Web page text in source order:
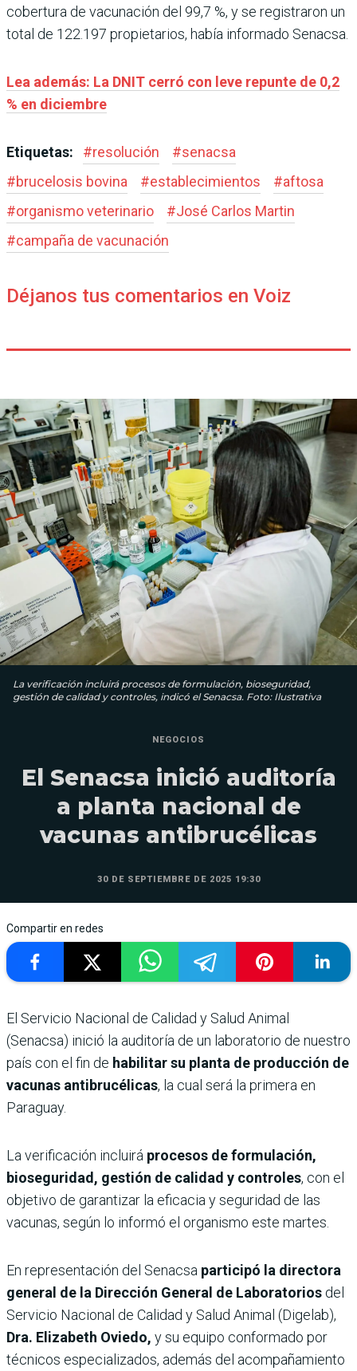
cobertura de vacunación del 99,7 %, y se registraron un
total de 122.197 propietarios, había informado Senacsa.
Lea además: La DNIT cerró con leve repunte de 0,2
% en diciembre
Etiquetas: #resolución #senacsa
#brucelosis bovina #establecimientos #aftosa
#organismo veterinario #José Carlos Martin
#campaña de vacunación
Déjanos tus comentarios en Voiz
La verificación incluirá procesos de formulación, bioseguridad,
gestión de calidad y controles, indicó el Senacsa. Foto: Ilustrativa
NEGOCIOS
El Senacsa inició auditoría
a planta nacional de
vacunas antibrucélicas
30 DE SEPTIEMBRE DE 2025 19:30
Compartir en redes
El Servicio Nacional de Calidad y Salud Animal
(Senacsa) inició la auditoría de un laboratorio de nuestro
país con el fin de habilitar su planta de producción de
vacunas antibrucélicas, la cual será la primera en
Paraguay.
La verificación incluirá procesos de formulación,
bioseguridad, gestión de calidad y controles, con el
objetivo de garantizar la eficacia y seguridad de las
vacunas, según lo informó el organismo este martes.
En representación del Senacsa participó la directora
general de la Dirección General de Laboratorios del
Servicio Nacional de Calidad y Salud Animal (Digelab),
Dra. Elizabeth Oviedo, y su equipo conformado por
técnicos especializados, además del acompañamiento